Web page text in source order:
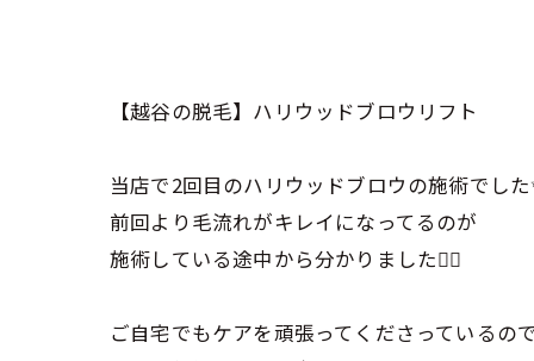
【越谷の脱毛】ハリウッドブロウリフト
当店で2回目のハリウッドブロウの施術でした
前回より毛流れがキレイになってるのが
施術している途中から分かりました❤️‍🔥
ご自宅でもケアを頑張ってくださっているの